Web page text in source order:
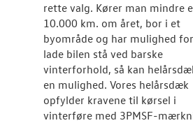
rette valg. Kører man mindre
10.000 km. om året, bor i et
byområde og har mulighed
lade bilen stå ved barske
vinterforhold, så kan
en mulighed. Vores helårsdæk
opfylder kravene til kørsel i
vinterføre med 3PMSF-